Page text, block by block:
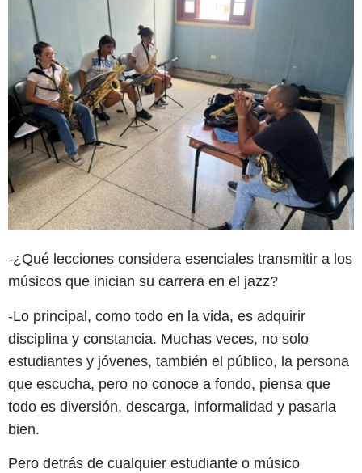
-¿Qué lecciones considera esenciales transmitir a los
músicos que inician su carrera en el jazz?
-Lo principal, como todo en la vida, es adquirir
disciplina y constancia. Muchas veces, no solo
estudiantes y jóvenes, también el público, la persona
que escucha, pero no conoce a fondo, piensa que
todo es diversión, descarga, informalidad y pasarla
bien.
Pero detrás de cualquier estudiante o músico